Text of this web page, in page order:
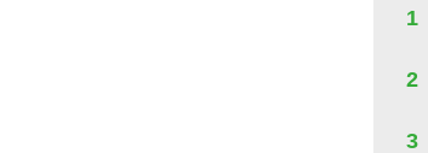
1
2
3